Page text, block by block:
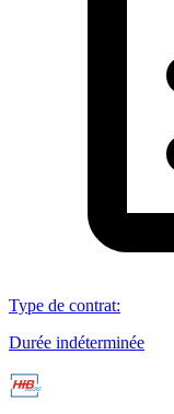
Type de contrat:
Durée indéterminée